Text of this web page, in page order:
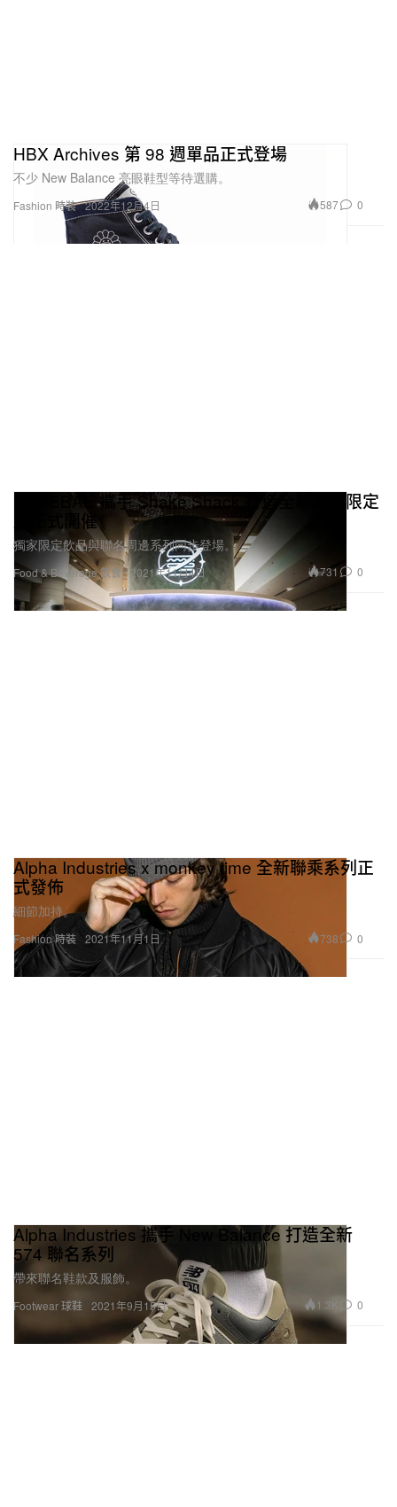
Fashion 時裝
HBX Archives 第 98 週單品正式登場
不少 New Balance 亮眼鞋型等待選購。
2022年12月4日 587 0
Food & Beverage 飲食
HYPEBAE 攜手 Shake Shack 打造全新期間限定
店正式開催
獨家限定飲品與聯名周邊系列同步登場。
2021年11月4日 731 0
Fashion 時裝
Alpha Industries x monkey time 全新聯乘系列正
式發佈
細節加持。
2021年11月1日 738 0
Footwear 球鞋
Alpha Industries 攜手 New Balance 打造全新
574 聯名系列
帶來聯名鞋款及服飾。
2021年9月15日 1.3K 0